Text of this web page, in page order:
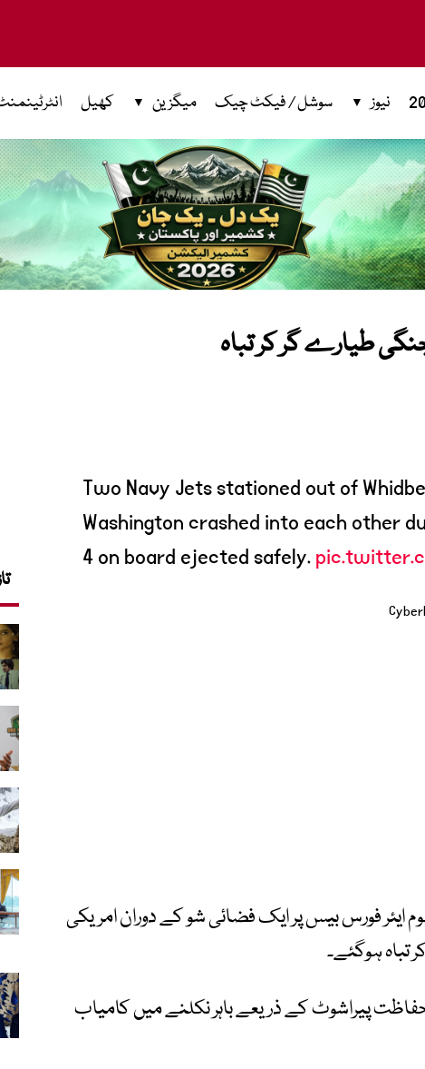
نیوز سوشل / فیکٹ چیک میگزین کھیل
Two Navy Jets stationed out of
Washington crashed into each other
4 on board ejected safely.
ایئر فورس بیس پر ایک فضائی شو کے دوران امریکی
بحفاظت پیراشوٹ کے ذریعے باہر نکلنے میں کامیاب